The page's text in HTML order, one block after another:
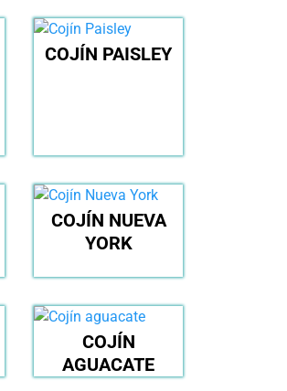
COJÍN PAISLEY
COJÍN NUEVA
YORK
COJÍN
AGUACATE